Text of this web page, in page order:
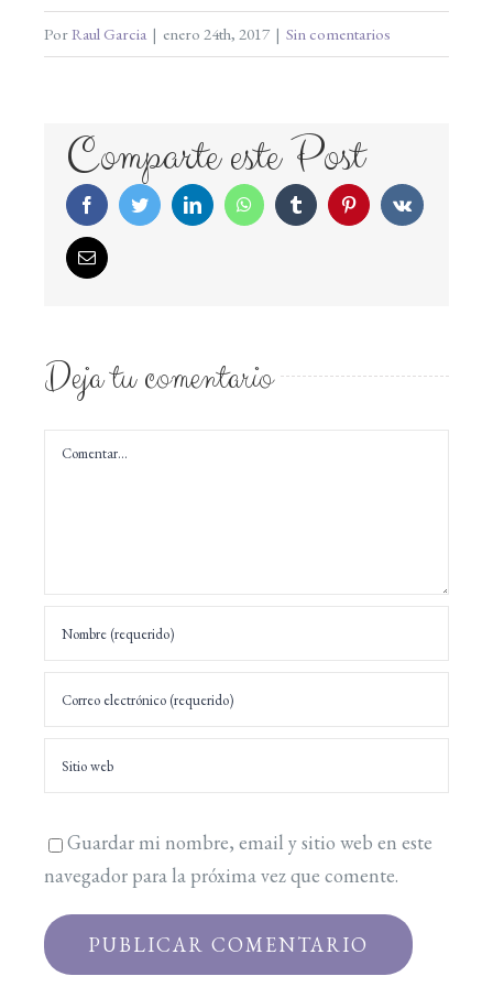
PorRaul Garcia | enero 24th, 2017 | Sin comentarios
Comparte este Post
FacebookTwitterLinkedInWhatsAppTumblr PinterestVk
Correo
electrónico
Deja tu comentario
Comentar
Guardar mi nombre, email y sitio web en este
navegador para la próxima vez que comente.